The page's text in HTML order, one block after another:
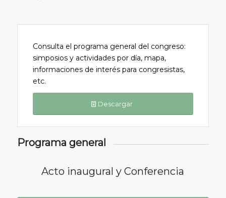
Consulta el programa general del congreso:
simposios y actividades por día, mapa,
informaciones de interés para congresistas,
etc.
Descargar
Programa general
Acto inaugural y Conferencia